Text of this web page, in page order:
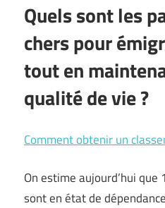
Quels sont les
chers pour
tout en
qualité de vie ?
Comment obtenir un
On estime aujourd’hui
sont en état de